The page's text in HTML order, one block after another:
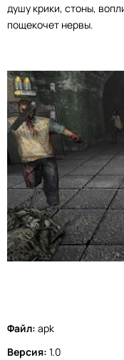
душу крики, стоны,
пощекочет нервы.
Файл: apk
Версия: 1.0